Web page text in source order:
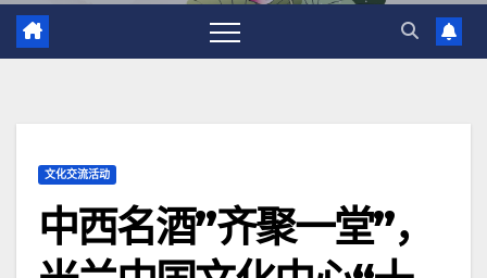
文化交流活动
中西名酒”齐聚一堂”，